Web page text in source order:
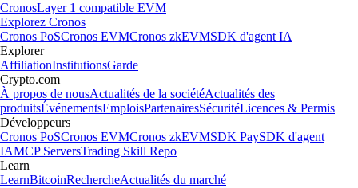
CronosLayer 1 compatible EVM
Explorez Cronos
Cronos PoSCronos EVMCronos zkEVMSDK d'agent IA
Explorer
AffiliationInstitutionsGarde
Crypto.com
À propos de nousActualités de la sociétéActualités des
produitsÉvénementsEmploisPartenairesSécuritéLicences & Permis
Développeurs
Cronos PoSCronos EVMCronos zkEVMSDK PaySDK d'agent
IAMCP ServersTrading Skill Repo
Learn
LearnBitcoinRechercheActualités du marché